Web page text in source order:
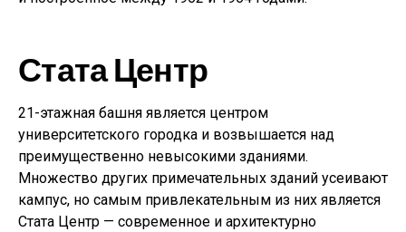
Стата Центр
21-этажная башня является центром
университетского городка и возвышается над
преимущественно невысокими зданиями.
Множество других примечательных зданий усеивают
кампус, но самым привлекательным из них является
Стата Центр — современное и архитектурно